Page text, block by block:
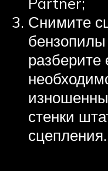
Снимите
разберите
стенки
сцепления.